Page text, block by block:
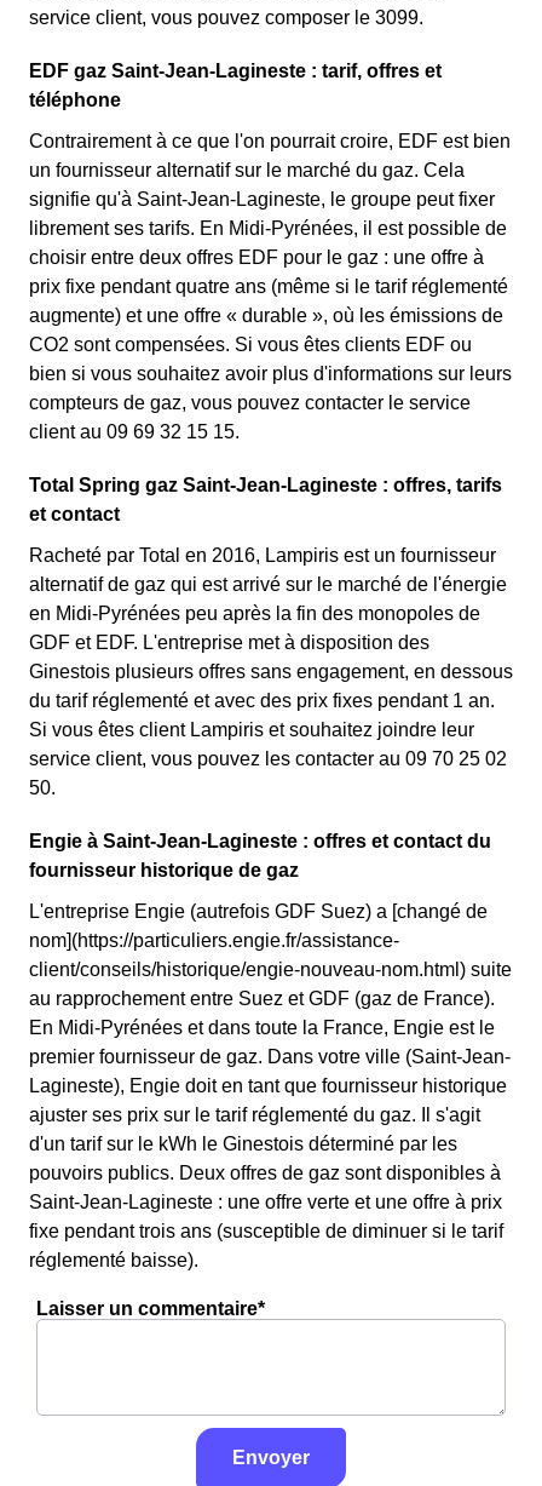
service client, vous pouvez composer le 3099.
EDF gaz Saint-Jean-Lagineste : tarif, offres et
téléphone
Contrairement à ce que l'on pourrait croire, EDF est bien
un fournisseur alternatif sur le marché du gaz. Cela
signifie qu'à Saint-Jean-Lagineste, le groupe peut fixer
librement ses tarifs. En Midi-Pyrénées, il est possible de
choisir entre deux offres EDF pour le gaz : une offre à
prix fixe pendant quatre ans (même si le tarif réglementé
augmente) et une offre « durable », où les émissions de
CO2 sont compensées. Si vous êtes clients EDF ou
bien si vous souhaitez avoir plus d'informations sur leurs
compteurs de gaz, vous pouvez contacter le service
client au 09 69 32 15 15.
Total Spring gaz Saint-Jean-Lagineste : offres, tarifs
et contact
Racheté par Total en 2016, Lampiris est un fournisseur
alternatif de gaz qui est arrivé sur le marché de l'énergie
en Midi-Pyrénées peu après la fin des monopoles de
GDF et EDF. L'entreprise met à disposition des
Ginestois plusieurs offres sans engagement, en dessous
du tarif réglementé et avec des prix fixes pendant 1 an.
Si vous êtes client Lampiris et souhaitez joindre leur
service client, vous pouvez les contacter au 09 70 25 02
50.
Engie à Saint-Jean-Lagineste : offres et contact du
fournisseur historique de gaz
L'entreprise Engie (autrefois GDF Suez) a [changé de
nom](https://particuliers.engie.fr/assistance-
client/conseils/historique/engie-nouveau-nom.html) suite
au rapprochement entre Suez et GDF (gaz de France).
En Midi-Pyrénées et dans toute la France, Engie est le
premier fournisseur de gaz. Dans votre ville (Saint-Jean-
Lagineste), Engie doit en tant que fournisseur historique
ajuster ses prix sur le tarif réglementé du gaz. Il s'agit
d'un tarif sur le kWh le Ginestois déterminé par les
pouvoirs publics. Deux offres de gaz sont disponibles à
Saint-Jean-Lagineste : une offre verte et une offre à prix
fixe pendant trois ans (susceptible de diminuer si le tarif
réglementé baisse).
Laisser un commentaire*
Envoyer